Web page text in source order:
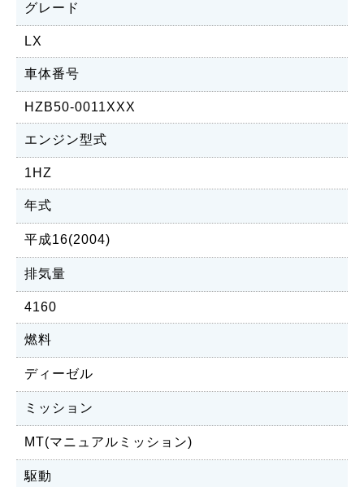
グレード
LX
車体番号
HZB50-0011XXX
エンジン型式
1HZ
年式
平成16(2004)
排気量
4160
燃料
ディーゼル
ミッション
MT(マニュアルミッション)
駆動